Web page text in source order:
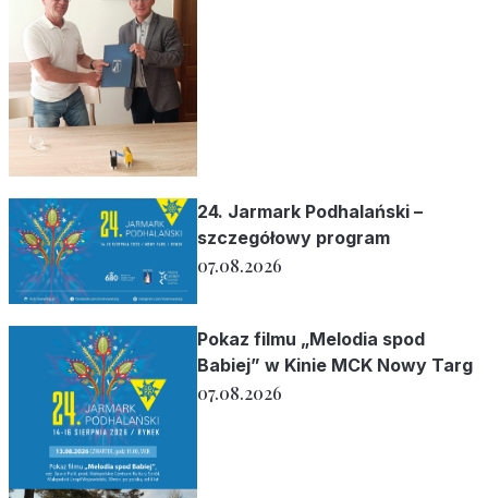
24. Jarmark Podhalański –
szczegółowy program
07.08.2026
Pokaz filmu „Melodia spod
Babiej” w Kinie MCK Nowy Targ
07.08.2026